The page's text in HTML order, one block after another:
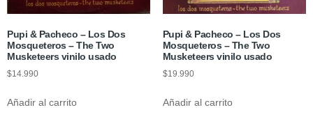
Pupi & Pacheco – Los Dos
Mosqueteros – The Two
Musketeers vinilo usado
$14.990
Añadir al carrito
Pupi & Pacheco – Los Dos
Mosqueteros – The Two
Musketeers vinilo usado
$19.990
Añadir al carrito